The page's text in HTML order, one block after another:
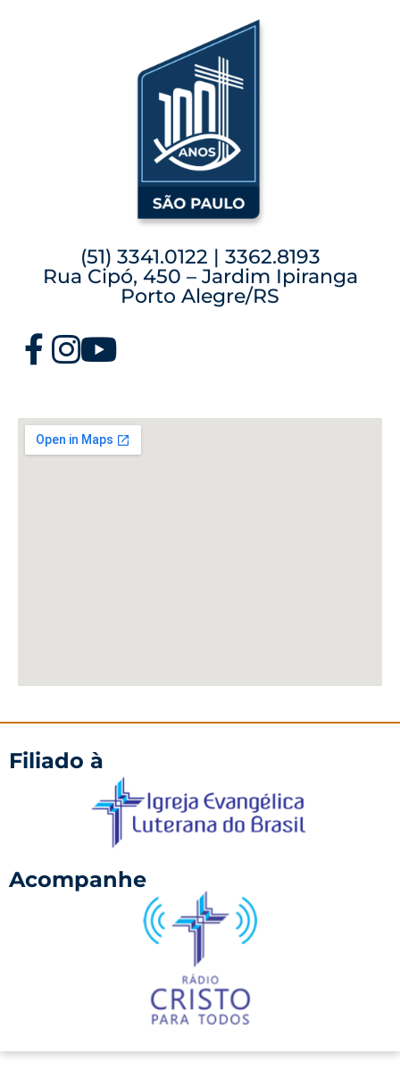
(51) 3341.0122 | 3362.8193
Rua Cipó, 450 – Jardim Ipiranga
Porto Alegre/RS
Filiado à
Acompanhe